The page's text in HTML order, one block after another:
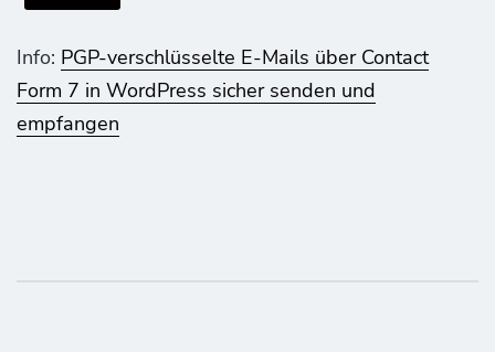
Info: PGP-verschlüsselte E-Mails über Contact
Form 7 in WordPress sicher senden und
empfangen